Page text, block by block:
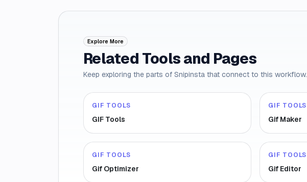
Explore More
Related Tools and Pages
Keep exploring the parts of Snipinsta that connect to this workflow.
GIF TOOLS
GIF Tools
GIF TOOLS
Gif Maker
GIF TOOLS
Gif Optimizer
GIF TOOLS
Gif Editor